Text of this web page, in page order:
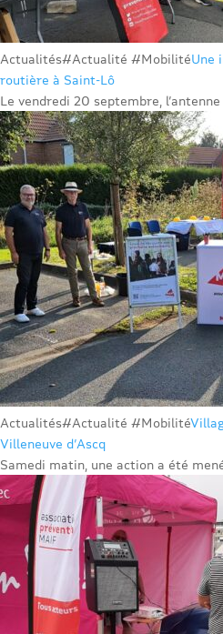
Actualités#Actualité #MobilitéUne
routière à Saint-Lô
Le vendredi 20 septembre,
Actualités#Actualité #Mobilité
Villeneuve d’Ascq
Samedi matin, une action a été